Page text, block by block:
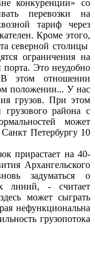
конкуренции» со
перевозки на
тариф через
Кроме этого,
северной столицы
ограничения на
порта. Это неудобно
этом отношении
положении... У нас
грузов. При этом
грузового района с
может
Петербургу 10
прирастает на 40-
Архангельского
задуматься о
линий, - считает
может сыграть
нефункциональна
грузопотока